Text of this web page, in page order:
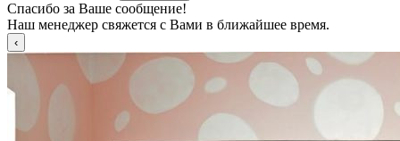
Спасибо за Ваше сообщение!
Наш менеджер свяжется с Вами в ближайшее время.